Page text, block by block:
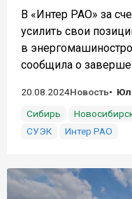
В «Интер РАО» за
усилить свои
в
сообщила о
20.08.2024Новость
Сибирь
СУЭК
Интер РАО